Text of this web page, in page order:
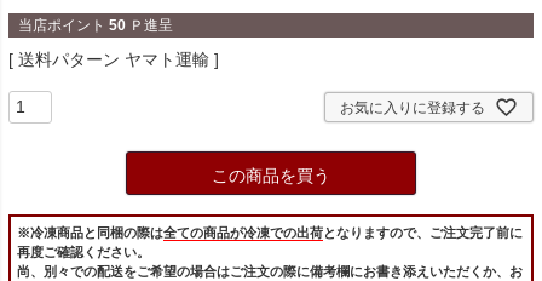
当店ポイント 50 Ｐ進呈
送料パターン ヤマト運輸
お気に入りに登録する
この商品を買う
※冷凍商品と同梱の際は全ての商品が冷凍での出荷となりますので、ご注文完了前に
再度ご確認ください。
尚、別々での配送をご希望の場合はご注文の際に備考欄にお書き添えいただくか、お